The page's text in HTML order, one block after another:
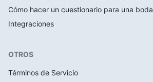
Cómo hacer un cuestionario para una boda
Integraciones
OTROS
Términos de Servicio